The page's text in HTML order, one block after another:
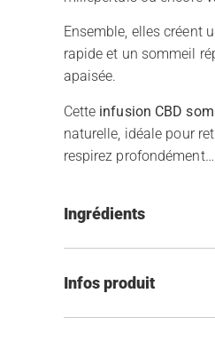
Ensemble, elles créent
rapide et un sommeil
apaisée.
Cette infusion CBD
naturelle, idéale pour
respirez
Ingrédients
Infos produit